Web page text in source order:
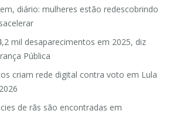
diário: mulheres estão redescobrindo
mil desaparecimentos em 2025, diz
Pública
criam rede digital contra voto em Lula
de rãs são encontradas em